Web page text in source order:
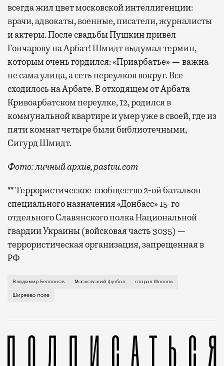
всегда жил цвет московской интеллигенции:
врачи, адвокаты, военные, писатели, журналисты
и актеры. После свадьбы Пушкин привел
Гончарову на Арбат! Шмидт выдумал термин,
которым очень гордился: «Приарбатье» — важна
не сама улица, а сеть переулков вокруг. Все
сходилось на Арбате. В отходящем от Арбата
Кривоарбатском переулке, 12, родился в
коммунальной квартире и умер уже в своей, где из
пяти комнат четыре были библиотечными,
Сигурд Шмидт.
Фото: личный архив, pastvu.com
** Террористическое сообщество 2-ой батальон
специального назначения «Донбасс» 15-го
отдельного Славянского полка Национальной
гвардии Украины (войсковая часть 3035) —
террористическая организация, запрещенная в
РФ
Владимир Бессонов Московский футбол старая Москва
Ширяево поле